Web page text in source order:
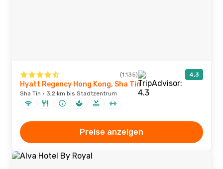
(1.135) 4,3
Hyatt Regency Hong Kong, Sha Tin
Sha Tin · 3,2 km bis Stadtzentrum
Preise anzeigen